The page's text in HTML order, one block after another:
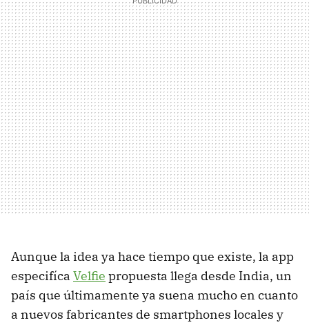
Aunque la idea ya hace tiempo que existe, la app
especifíca Velfie propuesta llega desde India, un
país que últimamente ya suena mucho en cuanto
a nuevos fabricantes de smartphones locales y